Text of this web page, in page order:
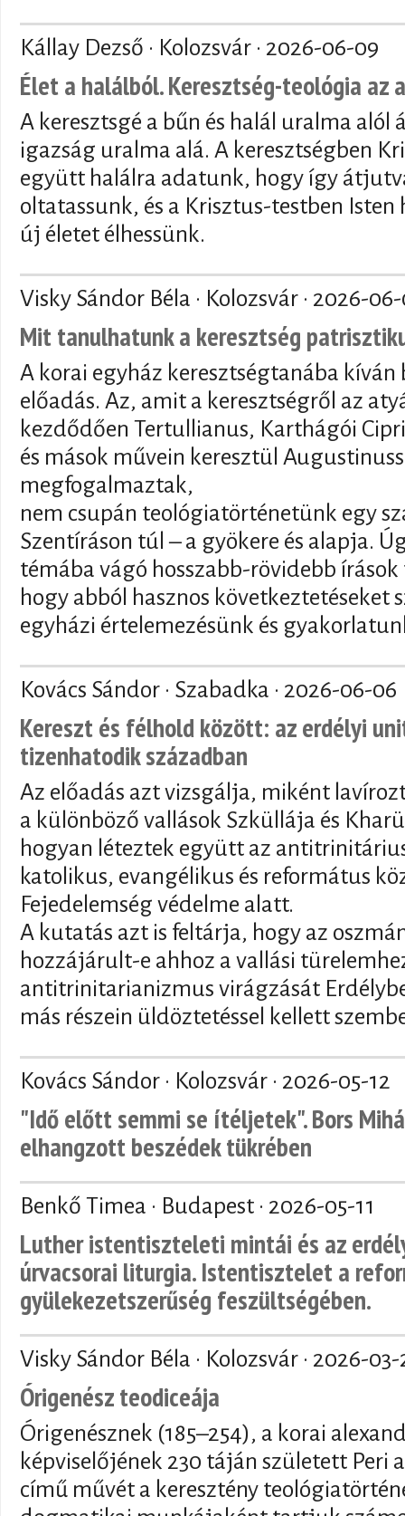
Kállay Dezső · Kolozsvár · 2026-06-09
Élet a halálból. Keresztség-teológia az
A keresztsgé a bűn és halál uralma alól
igazság uralma alá. A keresztségben
együtt halálra adatunk, hogy így
oltatassunk, és a Krisztus-testben
új életet élhessünk.
Visky Sándor Béla · Kolozsvár · 2026-
Mit tanulhatunk a keresztség
A korai egyház keresztségtanába
előadás. Az, amit a keresztségről az
kezdődően Tertullianus, Karthágói
és mások művein keresztül
megfogalmaztak,
nem csupán teológiatörténetünk egy
Szentíráson túl – a gyökere és alapja.
témába vágó hosszabb-rövidebb
hogy abból hasznos következtetéseket
egyházi értelemezésünk és
Kovács Sándor · Szabadka · 2026-06-06
Kereszt és félhold között: az erdélyi
tizenhatodik században
Az előadás azt vizsgálja, miként
a különböző vallások Szküllája és
hogyan léteztek együtt az
katolikus, evangélikus és református
Fejedelemség védelme alatt.
A kutatás azt is feltárja, hogy az
hozzájárult-e ahhoz a vallási
antitrinitarianizmus virágzását
más részein üldöztetéssel kellett
Kovács Sándor · Kolozsvár · 2026-05-12
"Idő előtt semmi se ítéljetek". Bors
elhangzott beszédek tükrében
Benkő Timea · Budapest · 2026-05-11
Luther istentiszteleti mintái és az
úrvacsorai liturgia. Istentisztelet a
gyülekezetszerűség feszültségében.
Visky Sándor Béla · Kolozsvár · 2026-03-
Órigenész teodiceája
Órigenésznek (185–254), a korai
képviselőjének 230 táján született Peri
című művét a keresztény